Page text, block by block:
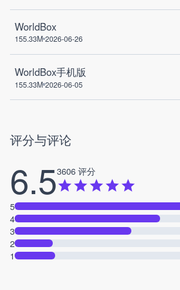
WorldBox
155.33M 2026-06-26
WorldBox手机版
155.33M 2026-06-05
评分与评论
6.53606 评分
5
4
3
2
1